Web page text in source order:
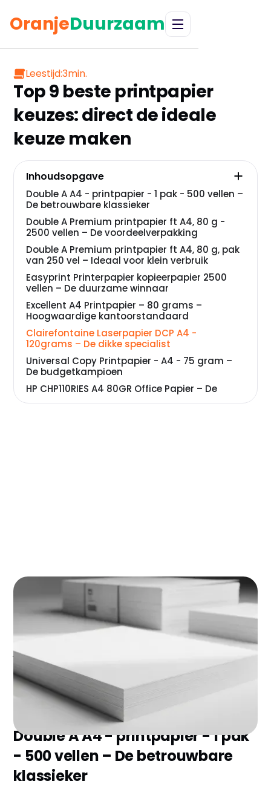
OranjeDuurzaam
Leestijd:3min.
Top 9 beste printpapier
keuzes: direct de ideale
keuze maken
Zoek je het beste printpapier zonder urenlang te
vergelijken? Wij hebben de 9 topkeuzes van 2026 voor
je op een rij gezet met de belangrijkste voor- en
nadelen. Ontdek direct welke het beste bij jouw
behoeften past!
Double A A4 - printpapier - 1 pak
- 500 vellen – De betrouwbare
klassieker
Inhoudsopgave
Double A A4 - printpapier - 1 pak - 500 vellen –
De betrouwbare klassieker
Double A Premium printpapier ft A4, 80 g -
2500 vellen – De voordeelverpakking
Double A Premium printpapier ft A4, 80 g, pak
van 250 vel – Ideaal voor klein verbruik
Easyprint Printerpapier kopieerpapier 2500
vellen – De duurzame winnaar
Excellent A4 Printpapier – 80 grams –
Hoogwaardige kantoorstandaard
Clairefontaine Laserpapier DCP A4 -
120grams – De dikke specialist
Universal Copy Printpapier - A4 - 75 gram –
De budgetkampioen
HP CHP110RIES A4 80GR Office Papier – De